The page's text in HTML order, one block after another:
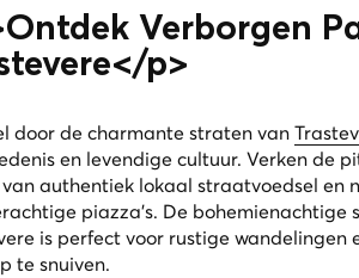
Verborgen
p>
door de charmante straten van
en levendige cultuur. Verken de
authentiek lokaal straatvoedsel en
piazza's. De bohemienachtige
is perfect voor rustige wandelingen
te snuiven.